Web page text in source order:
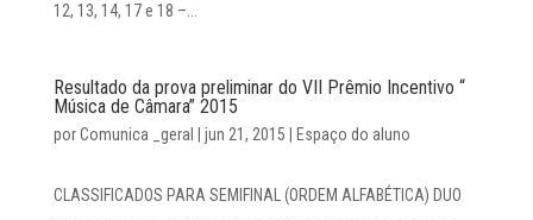
12, 13, 14, 17 e 18 –...
Resultado da prova preliminar do VII Prêmio Incentivo “
Música de Câmara” 2015
porComunica _geral jun 21, 2015 Espaço do aluno
CLASSIFICADOS PARA SEMIFINAL (ORDEM ALFABÉTICA) DUO